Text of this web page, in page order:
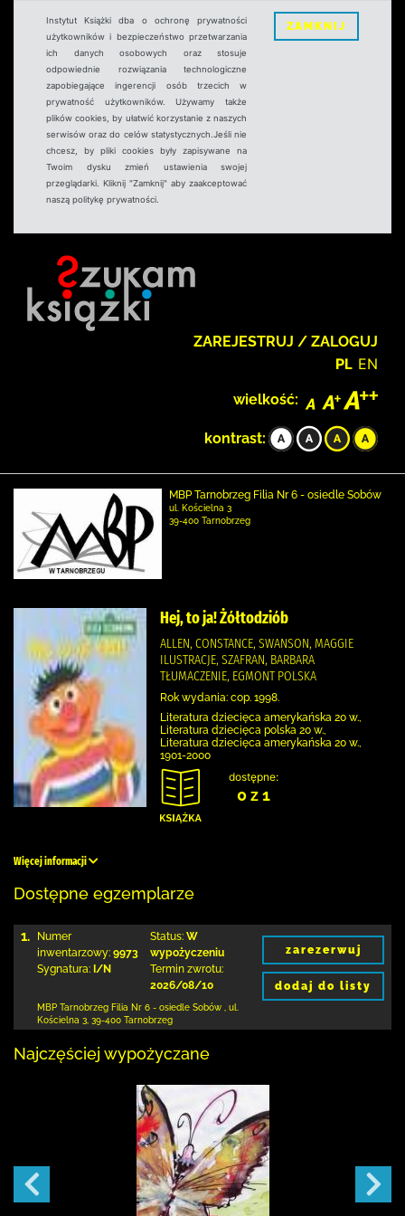
Instytut Książki dba o ochronę prywatności
użytkowników i bezpieczeństwo przetwarzania
ich danych osobowych oraz stosuje
odpowiednie rozwiązania technologiczne
zapobiegające ingerencji osób trzecich w
prywatność użytkowników. Używamy także
plików cookies, by ułatwić korzystanie z naszych
serwisów oraz do celów statystycznych.Jeśli nie
chcesz, by pliki cookies były zapisywane na
Twoim dysku zmień ustawienia swojej
przeglądarki. Kliknij "Zamknij" aby zaakceptować
naszą politykę prywatności.
ZAMKNIJ
ZAREJESTRUJ / ZALOGUJ
PL EN
wielkość:
kontrast:
MBP Tarnobrzeg Filia Nr 6 - osiedle Sobów
ul. Kościelna 3
39-400 Tarnobrzeg
Hej, to ja! Żółtodziób
ALLEN, CONSTANCE, SWANSON, MAGGIE
ILUSTRACJE, SZAFRAN, BARBARA
TŁUMACZENIE, EGMONT POLSKA
Rok wydania: cop. 1998.
Literatura dziecięca amerykańska 20 w.,
Literatura dziecięca polska 20 w.,
Literatura dziecięca amerykańska 20 w.,
1901-2000
dostępne:
0 z 1
Więcej informacji
Dostępne egzemplarze
1.
Numer
inwentarzowy: 9973
Sygnatura: I/N
Status: W
wypożyczeniu
Termin zwrotu:
2026/08/10
MBP Tarnobrzeg Filia Nr 6 - osiedle Sobów
ul.
Kościelna 3 39-400 Tarnobrzeg
zarezerwuj
dodaj do listy
Najczęściej wypożyczane